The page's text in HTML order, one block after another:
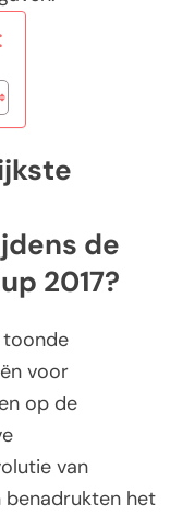
de
2017?
toonde
voor
op de
van
benadrukten het